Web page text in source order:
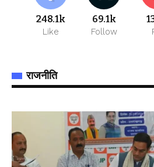
248.1k
Like
69.1k
Follow
राजनीति